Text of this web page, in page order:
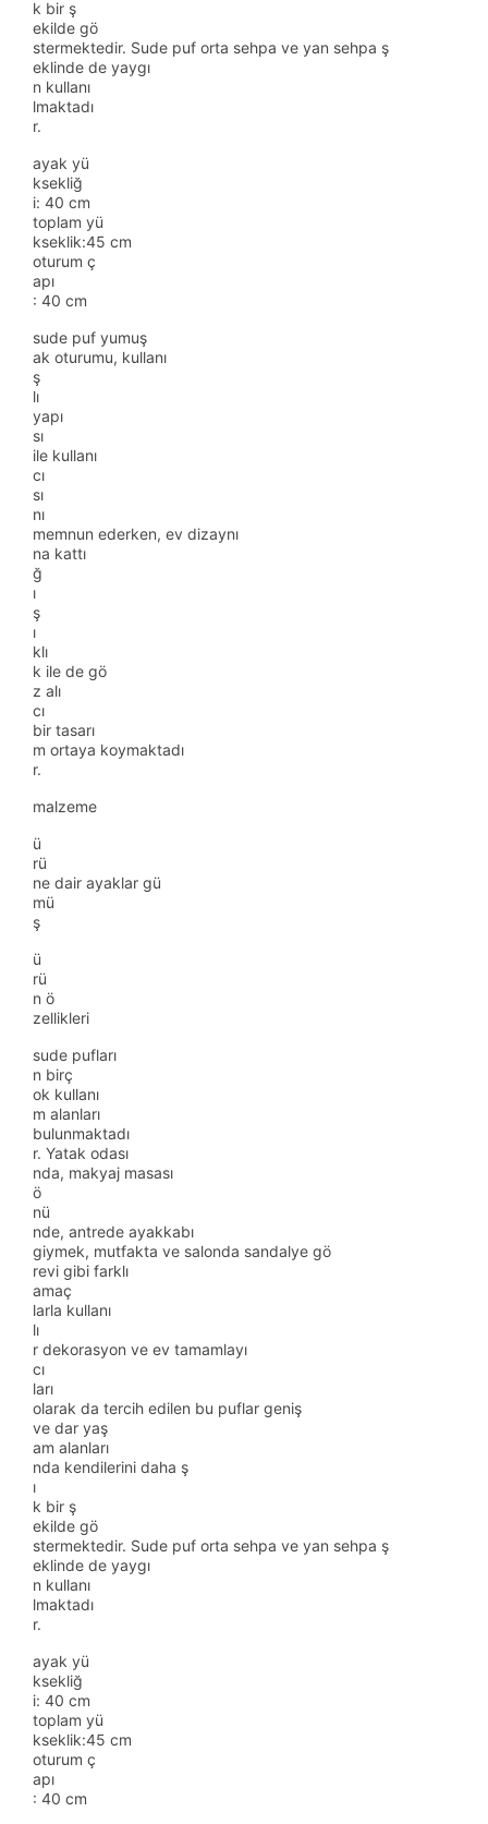
k bir ş
ekilde gö
stermektedir. Sude puf orta sehpa ve yan sehpa ş
eklinde de yaygı
n kullanı
lmaktadı
r.
ayak yü
ksekliğ
i: 40 cm
toplam yü
kseklik:45 cm
oturum ç
apı
: 40 cm
sude puf yumuş
ak oturumu, kullanı
ş
lı
yapı
sı
ile kullanı
cı
sı
nı
memnun ederken, ev dizaynı
na kattı
ğ
ı
ş
ı
klı
k ile de gö
z alı
cı
bir tasarı
m ortaya koymaktadı
r.
malzeme
ü
rü
ne dair ayaklar gü
mü
ş
ü
rü
n ö
zellikleri
sude pufları
n birç
ok kullanı
m alanları
bulunmaktadı
r. Yatak odası
nda, makyaj masası
ö
nü
nde, antrede ayakkabı
giymek, mutfakta ve salonda sandalye gö
revi gibi farklı
amaç
larla kullanı
lı
r dekorasyon ve ev tamamlayı
cı
ları
olarak da tercih edilen bu puflar geniş
ve dar yaş
am alanları
nda kendilerini daha ş
ı
k bir ş
ekilde gö
stermektedir. Sude puf orta sehpa ve yan sehpa ş
eklinde de yaygı
n kullanı
lmaktadı
r.
ayak yü
ksekliğ
i: 40 cm
toplam yü
kseklik:45 cm
oturum ç
apı
: 40 cm